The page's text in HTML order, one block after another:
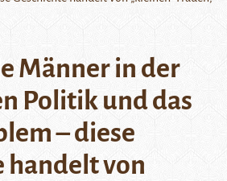
Männer in der
Politik und das
– diese
handelt von